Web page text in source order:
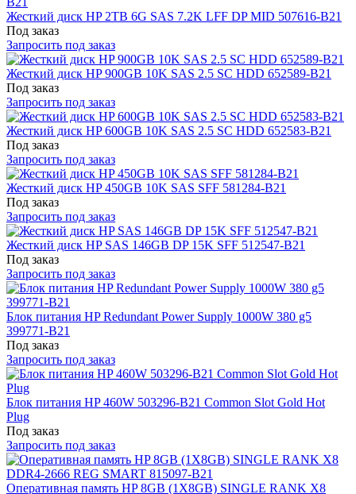
Жесткий диск HP 2TB 6G SAS 7.2K LFF DP MID 507616-B21
Под заказ
Запросить под заказ
Жесткий диск HP 900GB 10K SAS 2.5 SC HDD 652589-B21
Под заказ
Запросить под заказ
Жесткий диск HP 600GB 10K SAS 2.5 SC HDD 652583-B21
Под заказ
Запросить под заказ
Жесткий диск HP 450GB 10K SAS SFF 581284-B21
Под заказ
Запросить под заказ
Жесткий диск HP SAS 146GB DP 15K SFF 512547-B21
Под заказ
Запросить под заказ
Блок питания HP Redundant Power Supply 1000W 380 g5
399771-B21
Под заказ
Запросить под заказ
Блок питания HP 460W 503296-B21 Common Slot Gold Hot
Plug
Под заказ
Запросить под заказ
Оперативная память HP 8GB (1X8GB) SINGLE RANK X8